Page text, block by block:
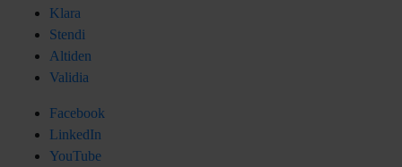
Klara
Stendi
Altiden
Validia
Facebook
LinkedIn
YouTube